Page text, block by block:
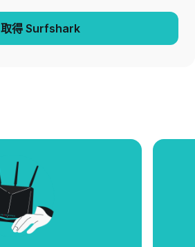
取得 Surfshark